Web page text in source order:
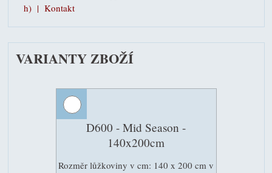
h) | Kontakt
VARIANTY ZBOŽÍ
D600 - Mid Season -
140x200cm
Rozměr lůžkoviny v cm: 140 x 200 cm v